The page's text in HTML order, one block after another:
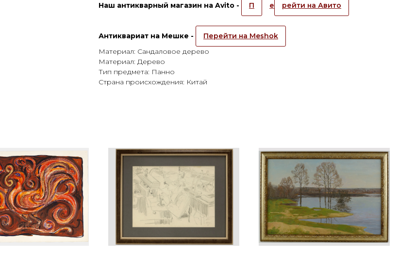
Наш антикварный магазин на Avito - П е рейти на Авито
Антиквариат на Мешке -
Перейти на Meshok
Материал: Сандаловое дерево
Материал: Дерево
Тип предмета: Панно
Страна происхождения: Китай